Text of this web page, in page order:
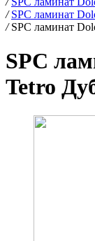
/ SPC ламинат
/ SPC ламинат
SPC
Tetro